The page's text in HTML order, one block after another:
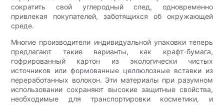
сократить свой углеродный след, одновременно
привлекая покупателей, заботящихся об окружающей
среде.
Многие производители индивидуальной упаковки теперь
предлагают такие варианты, как крафт-бумага,
гофрированный картон из экологически чистых
источников или формованные целлюлозные вставки из
переработанных волокон. Эти материалы при разумном
использовании сохраняют высокие защитные свойства,
необходимые для транспортировки косметики, и